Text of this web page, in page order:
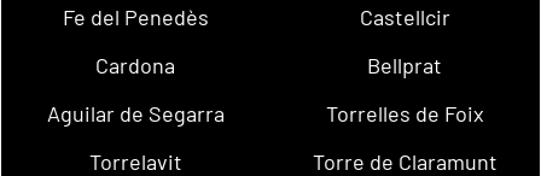
Fe del Penedès
Castellcir
Cardona
Bellprat
Aguilar de Segarra
Torrelles de Foix
Torrelavit
Torre de Claramunt